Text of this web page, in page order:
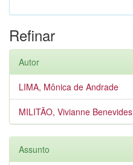
Refinar
Autor
LIMA, Mônica de Andrade
MILITÃO, Vivianne Benevides
Assunto